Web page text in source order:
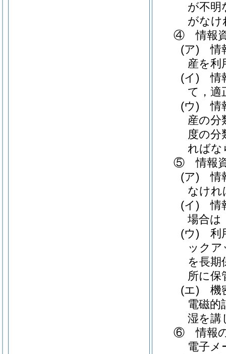
が不明
がなけ
④ 情報資
(ア) 情
産を利
(イ) 情
て，適
(ウ) 情
産の分
度の分
ればな
⑤ 情報資
(ア) 情
なけれ
(イ) 情
場合は
(ウ) 利
ックア
を長期
所に保
(エ) 機
電磁的
湿を講
⑥ 情報
電子メ